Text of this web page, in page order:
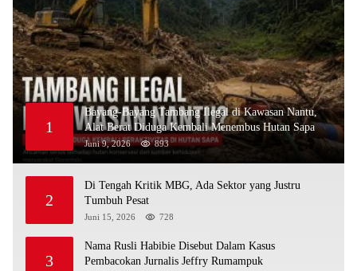
1
Bayang-Bayang Tambang Ilegal di Kawasan Nantu,
Alat Berat Diduga Kembali Menembus Hutan Sapa
Juni 9, 2026 893
2
Di Tengah Kritik MBG, Ada Sektor yang Justru
Tumbuh Pesat
Juni 15, 2026 728
3
Nama Rusli Habibie Disebut Dalam Kasus
Pembacokan Jurnalis Jeffry Rumampuk